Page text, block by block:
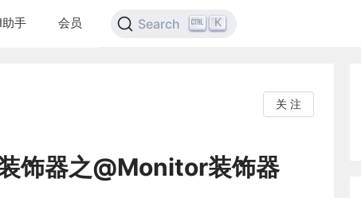
助手 会员 Search K
关 注
饰器之@Monitor装饰器